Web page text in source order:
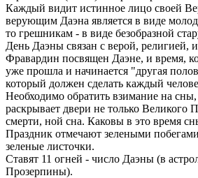
Каждый видит истинное лицо своей
верующим Даэна является в виде
то грешникам - в виде безобразной
День Даэны связан с верой, религией,
Фравардин посвящен Даэне, и время,
уже прошла и начинается "другая
который должен сделать каждый
Необходимо обратить взимание на сны,
раскрывает двери не только Великого
смерти, ной сна. Каковы в это время
Праздник отмечают зелеными
зеленые листочки.
Ставят 11 огней - число Даэны (в
Прозерпины).